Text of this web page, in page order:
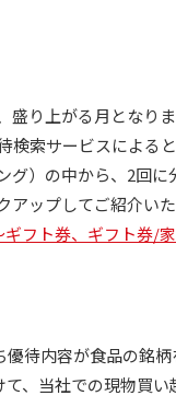
り上がる月となりま
索サービスによると
）の中から、2回
ップしてご紹介いた
フト券、ギフト券/
待内容が食品の銘
、当社での現物買